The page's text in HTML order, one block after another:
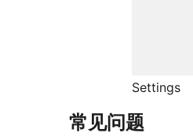
Settings
常见问题